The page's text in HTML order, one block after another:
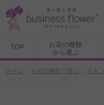
TOP
お花の種類
から選ぶ
ホーム お花の種類で選ぶ スタ